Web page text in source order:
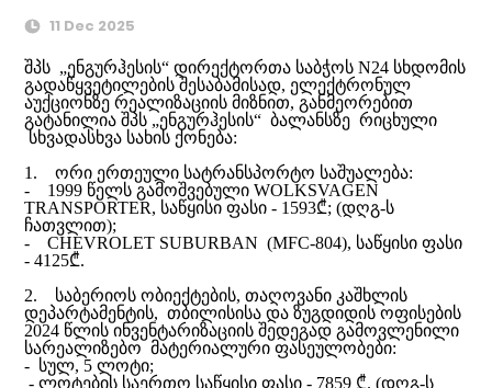
11 Dec 2025
შპს „ენგურჰესის“ დირექტორთა საბჭოს N24 სხდომის
გადაწყვეტილების შესაბამისად, ელექტრონულ
აუქციონზე რეალიზაციის მიზნით, განმეორებით
გატანილია შპს „ენგურჰესის“ ბალანსზე რიცხული
სხვადასხვა სახის ქონება:
1. ორი ერთეული სატრანსპორტო საშუალება:
- 1999 წელს გამოშვებული WOLKSVAGEN
TRANSPORTER, საწყისი ფასი - 1593₾; (დღგ-ს
ჩათვლით);
- CHEVROLET SUBURBAN (MFC-804), საწყისი ფასი
- 4125₾.
2. საბერიოს ობიექტების, თაღოვანი კაშხლის
დეპარტამენტის, თბილისისა და ზუგდიდის ოფისების
2024 წლის ინვენტარიზაციის შედეგად გამოვლენილი
სარეალიზებო მატერიალური ფასეულობები:
- სულ, 5 ლოტი;
- ლოტების საერთო საწყისი ფასი - 7859 ₾. (დღგ-ს